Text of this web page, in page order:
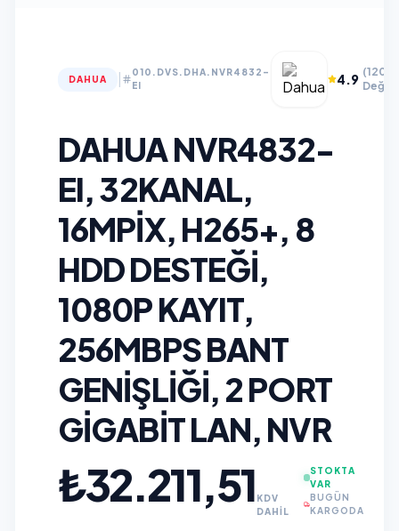
DAHUA
010.DVS.DHA.NVR4832-
EI
4.9 (120+
DAHUA NVR4832-
EI, 32KANAL,
16MPIX, H265+, 8
HDD DESTEĞI,
1080P KAYIT,
256MBPS BANT
GENIŞLIĞI, 2 PORT
GIGABIT LAN, NVR
₺32.211,51 KDV
DAHİL
STOKTA
VAR
BUGÜN
KARGODA